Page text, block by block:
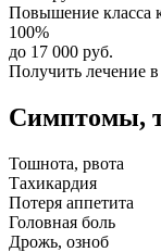
Повышение класса
100%
до 17 000 руб.
Получить лечение
Симптомы,
Тошнота, рвота
Тахикардия
Потеря аппетита
Головная боль
Дрожь, озноб